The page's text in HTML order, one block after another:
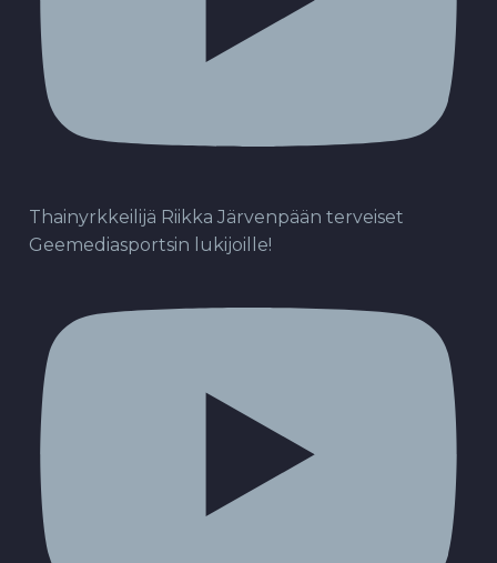
Thainyrkkeilijä Riikka Järvenpään terveiset
Geemediasportsin lukijoille!